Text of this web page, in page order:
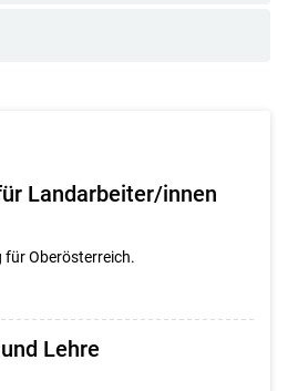
Landarbeiter/innen
für Oberösterreich.
Lehre